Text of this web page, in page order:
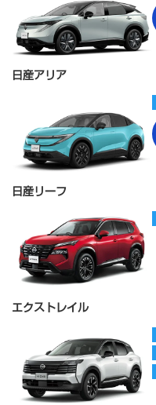
日産アリア
日産リーフ
エクストレイル